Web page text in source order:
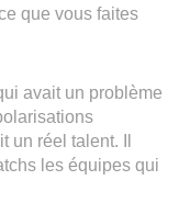
que vous faites
avait un problème
un réel talent. Il
les équipes qui